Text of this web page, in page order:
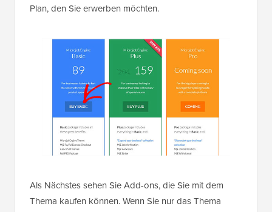
Plan, den Sie erwerben möchten.
Als Nächstes sehen Sie Add-ons, die Sie mit dem
Thema kaufen können. Wenn Sie nur das Thema